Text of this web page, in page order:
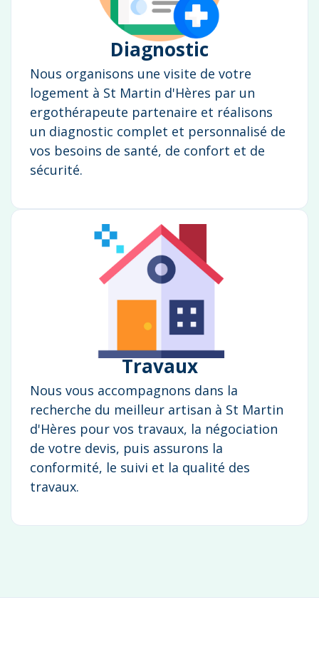
Diagnostic
Nous organisons une visite de votre
logement à St Martin d'Hères par un
ergothérapeute partenaire et réalisons
un diagnostic complet et personnalisé de
vos besoins de santé, de confort et de
sécurité.
Travaux
Nous vous accompagnons dans la
recherche du meilleur artisan à St Martin
d'Hères pour vos travaux, la négociation
de votre devis, puis assurons la
conformité, le suivi et la qualité des
travaux.